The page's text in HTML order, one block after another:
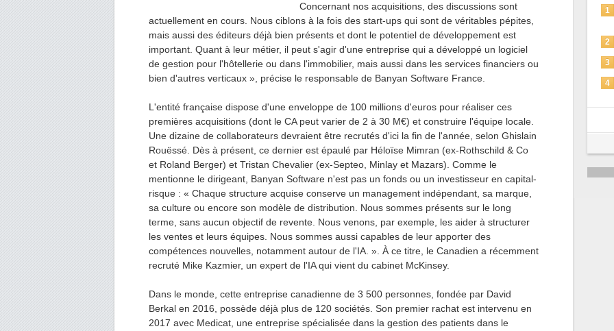
Concernant nos acquisitions, des discussions sont
actuellement en cours. Nous ciblons à la fois des start-ups qui sont de véritables pépites,
mais aussi des éditeurs déjà bien présents et dont le potentiel de développement est
important. Quant à leur métier, il peut s'agir d'une entreprise qui a développé un logiciel
de gestion pour l'hôtellerie ou dans l'immobilier, mais aussi dans les services financiers ou
bien d'autres verticaux », précise le responsable de Banyan Software France.
L'entité française dispose d'une enveloppe de 100 millions d'euros pour réaliser ces
premières acquisitions (dont le CA peut varier de 2 à 30 M€) et construire l'équipe locale.
Une dizaine de collaborateurs devraient être recrutés d'ici la fin de l'année, selon Ghislain
Rouëssé. Dès à présent, ce dernier est épaulé par Héloïse Mimran (ex-Rothschild & Co
et Roland Berger) et Tristan Chevalier (ex-Septeo, Minlay et Mazars). Comme le
mentionne le dirigeant, Banyan Software n'est pas un fonds ou un investisseur en capital-
risque : « Chaque structure acquise conserve un management indépendant, sa marque,
sa culture ou encore son modèle de distribution. Nous sommes présents sur le long
terme, sans aucun objectif de revente. Nous venons, par exemple, les aider à structurer
les ventes et leurs équipes. Nous sommes aussi capables de leur apporter des
compétences nouvelles, notamment autour de l'IA. ». À ce titre, le Canadien a récemment
recruté Mike Kazmier, un expert de l'IA qui vient du cabinet McKinsey.
Dans le monde, cette entreprise canadienne de 3 500 personnes, fondée par David
Berkal en 2016, possède déjà plus de 120 sociétés. Son premier rachat est intervenu en
2017 avec Medicat, une entreprise spécialisée dans la gestion des patients dans le
1
L'IA, déjà bien présente dans les
solutions de sécurité et...
La sécurité des IA en question
3 Sécuriser les IA par l'IA
4
IA et conformité : un défi crucial
Une IA de confiance pour une IA
plus sûre ?